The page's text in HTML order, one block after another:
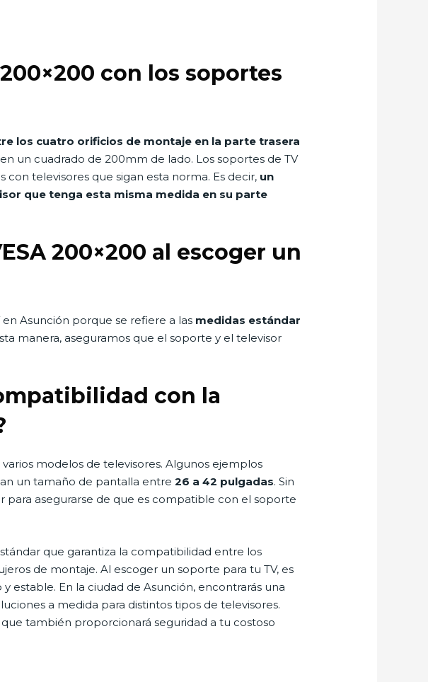
con los soportes
los cuatro orificios de montaje en la parte trasera
un cuadrado de 200mm de lado. Los soportes de TV
televisores que sigan esta norma. Es decir, un
que tenga esta misma medida en su parte
200×200 al escoger un
Asunción porque se refiere a las medidas estándar
manera, aseguramos que el soporte y el televisor
con la
modelos de televisores. Algunos ejemplos
un tamaño de pantalla entre26 a 42 pulgadas. Sin
asegurarse de que es compatible con el soporte
que garantiza la compatibilidad entre los
de montaje. Al escoger un soporte para tu TV, es
estable. En la ciudad de Asunción, encontrarás una
a medida para distintos tipos de televisores.
también proporcionará seguridad a tu costoso